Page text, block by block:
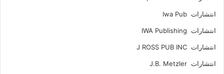
انتشارات Iwa Pub
انتشارات IWA Publishing
انتشارات J ROSS PUB INC
انتشارات J.B. Metzler